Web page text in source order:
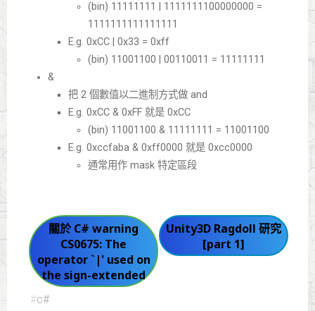
(bin) 11111111 | 1111111100000000 =
1111111111111111
E.g. 0xCC | 0x33 = 0xff
(bin) 11001100 | 00110011 = 11111111
&
把 2 個數值以二進制方式做 and
E.g. 0xCC & 0xFF 就是 0xCC
(bin) 11001100 & 11111111 = 11001100
E.g. 0xccfaba & 0xff0000 就是 0xcc0000
通常用作 mask 特定區段
關於 C# warning
CS0675: The
operator `|' used on
the sign-extended
Unity3D Ragdoll 研究
[part 1]
#c#